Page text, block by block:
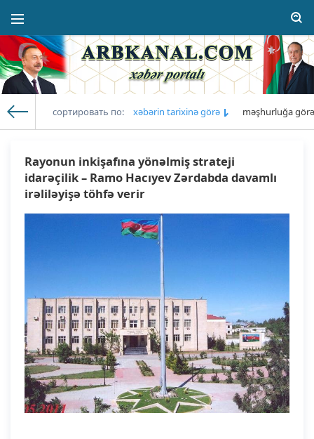
сортировать по: xəbərin tarixinə görə məşhurluğa
Rayonun inkişafına yönəlmiş strateji
idarəçilik – Ramo Hacıyev Zərdabda davamlı
irəliləyişə töhfə verir